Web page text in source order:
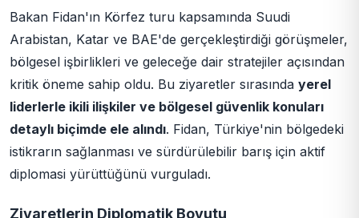
Bakan Fidan'ın Körfez turu kapsamında Suudi
Arabistan, Katar ve BAE'de gerçekleştirdiği görüşmeler,
bölgesel işbirlikleri ve geleceğe dair stratejiler açısından
kritik öneme sahip oldu. Bu ziyaretler sırasında yerel
liderlerle ikili ilişkiler ve bölgesel güvenlik konuları
detaylı biçimde ele alındı. Fidan, Türkiye'nin bölgedeki
istikrarın sağlanması ve sürdürülebilir barış için aktif
diplomasi yürüttüğünü vurguladı.
Ziyaretlerin Diplomatik Boyutu